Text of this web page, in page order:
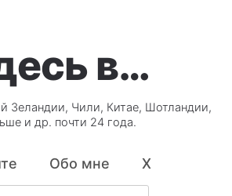
в…
Зеландии, Чили, Китае, Шотландии,
и др. почти 24 года.
Обо мне X